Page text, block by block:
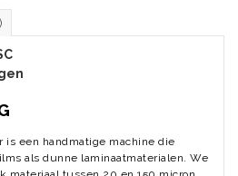
is een handmatige machine die
als dunne laminaatmaterialen. We